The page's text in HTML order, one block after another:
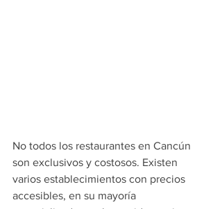
No todos los restaurantes en Cancún
son exclusivos y costosos. Existen
varios establecimientos con precios
accesibles, en su mayoría